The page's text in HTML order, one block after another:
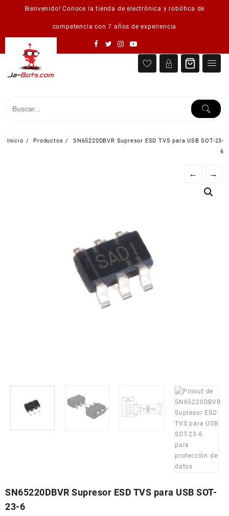
Bienvenido! Conoce la tienda de electrónica y robótica de
competencia con 7 años de experiencia
Inicio Productos
SN65220DBVR Supresor ESD TVS para USB SOT-23-
6
← →
SN65220DBVR Supresor ESD TVS para USB SOT-
23-6